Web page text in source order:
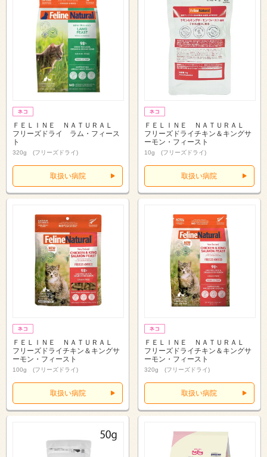
ＦＥＬＩＮＥ ＮＡＴＵＲＡＬ
フリーズドライ ラム・フィース
ト
320g (フリーズドライ)
取扱い病院
ＦＥＬＩＮＥ ＮＡＴＵＲＡＬ
フリーズドライチキン＆キングサ
ーモン・フィースト
10g (フリーズドライ)
取扱い病院
ＦＥＬＩＮＥ ＮＡＴＵＲＡＬ
フリーズドライチキン＆キングサ
ーモン・フィースト
100g (フリーズドライ)
取扱い病院
ＦＥＬＩＮＥ ＮＡＴＵＲＡＬ
フリーズドライチキン＆キングサ
ーモン・フィースト
320g (フリーズドライ)
取扱い病院